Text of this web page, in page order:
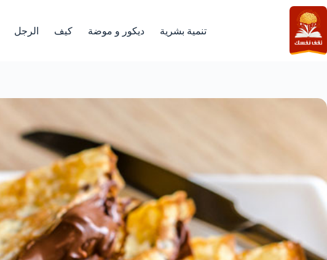
التجاوز
إلى
المحتوى
تنمية بشرية ديكور و موضة كيف الرجل